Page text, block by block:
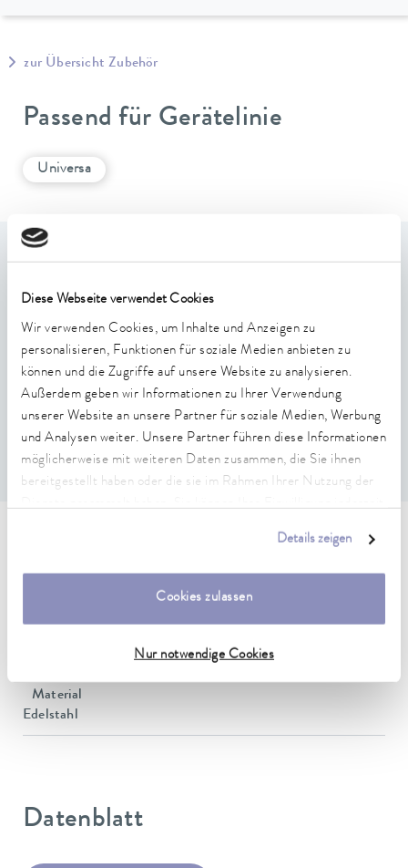
Diese Webseite verwendet Cookies
Wir verwenden Cookies, um Inhalte und Anzeigen zu
personalisieren, Funktionen für soziale Medien anbieten zu
können und die Zugriffe auf unsere Website zu analysieren.
Außerdem geben wir Informationen zu Ihrer Verwendung
unserer Website an unsere Partner für soziale Medien, Werbung
und Analysen weiter. Unsere Partner führen diese Informationen
möglicherweise mit weiteren Daten zusammen, die Sie ihnen
bereitgestellt haben oder die sie im Rahmen Ihrer Nutzung der
Details zeigen
Cookies zulassen
Nur notwendige Cookies
zur Übersicht Zubehör
Passend für Gerätelinie
Universa
Leistungsmerkmale
Sensoren, Temperaturfühler oder Schläuche
passend für U 12, U 20, U 1225, U 1245, U 2040
Durchmesser der Durchführung manuell
größenverstellbar (D = 2 mm, 4 mm, 6 mm)
Anstellwinkel ist so ausgelegt, dass die Messung in der
Badmitte erfolgt.
Technische Merkmale (nach
DIN 12876)
232 x 232 x 52 mm
Material
Edelstahl
Datenblatt